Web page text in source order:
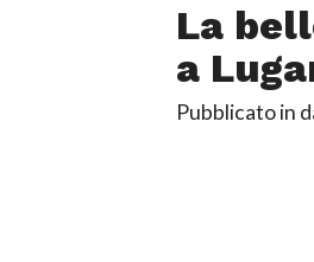
La
a
Pubblicato in